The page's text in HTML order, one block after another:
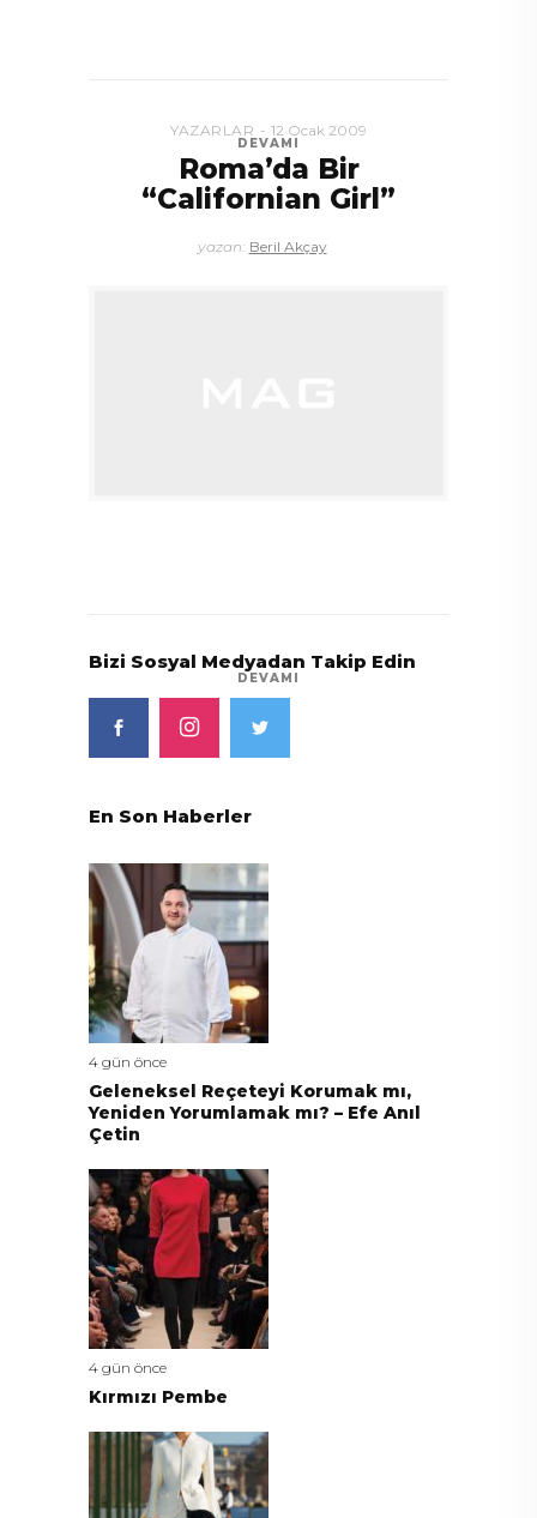
DEVAMI
YAZARLAR 12 Ocak 2009
Roma’da Bir
“Californian Girl”
yazan: Beril Akçay
DEVAMI
Bizi Sosyal Medyadan Takip Edin
En Son Haberler
4 gün önce
Geleneksel Reçeteyi Korumak mı,
Yeniden Yorumlamak mı? – Efe Anıl
Çetin
4 gün önce
Kırmızı Pembe